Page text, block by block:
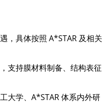
，具体按照 A*STAR 及相关
支持膜材料制备、结构表征
大学、A*STAR 体系内外研